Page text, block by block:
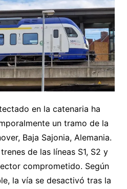
en la catenaria ha
un tramo de la
Baja Sajonia, Alemania.
de las líneas S1, S2 y
comprometido. Según
la vía se desactivó tras la